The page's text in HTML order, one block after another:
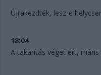
Újrakezdték, lesz-e
18:04
A takarítás véget ért,